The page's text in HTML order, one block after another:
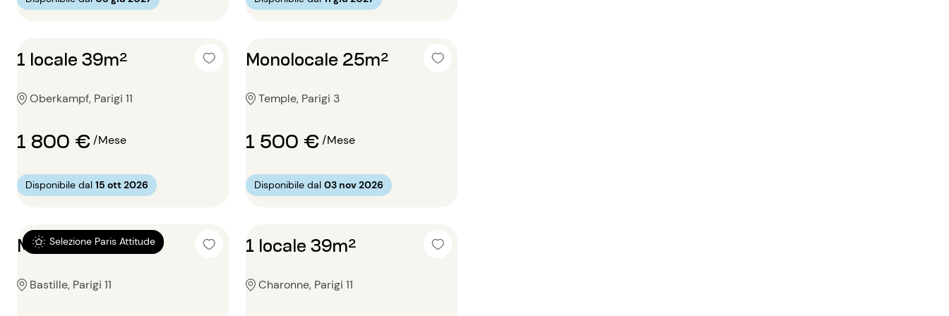
1 locale 39m²
Oberkampf, Parigi 11
1 800 €/Mese
Disponibile dal 15 ott 2026
Monolocale 25m²
Temple, Parigi 3
1 500 €/Mese
Disponibile dal 03 nov 2026
Selezione Paris Attitude
Monolocale 14m²
Bastille, Parigi 11
1 locale 39m²
Charonne, Parigi 11